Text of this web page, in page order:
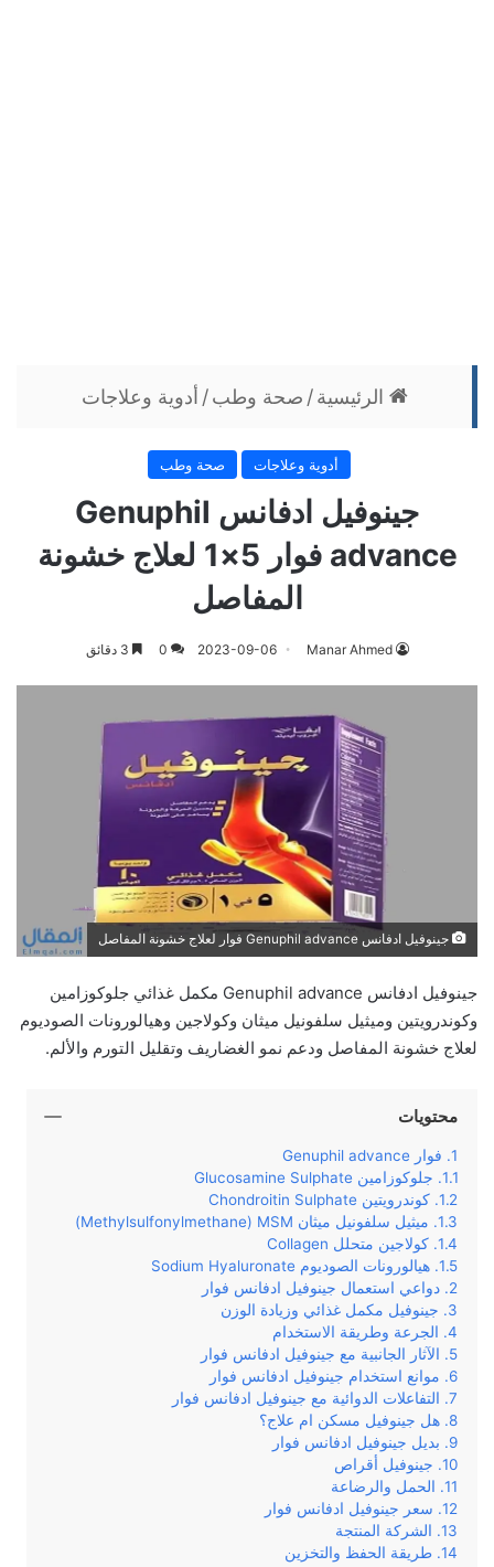
الرئيسية / صحة وطب / أدوية وعلاجات
أدوية وعلاجات صحة وطب
جينوفيل ادفانس Genuphil
advance فوار 5×1 لعلاج خشونة
المفاصل
Manar Ahmed
2023-09-06
0
جينوفيل ادفانس Genuphil advance فوار لعلاج خشونة المفاصل
جينوفيل ادفانس Genuphil advance مكمل غذائي جلوكوزامين
وكوندرويتين وميثيل سلفونيل ميثان وكولاجين وهيالورونات الصوديوم
لعلاج خشونة المفاصل ودعم نمو الغضاريف وتقليل التورم والألم.
محتويات
فوار Genuphil advance
جلوكوزامين Glucosamine Sulphate
كوندرويتين Chondroitin Sulphate
ميثيل سلفونيل ميثان Methylsulfonylmethane) MSM)
كولاجين متحلل Collagen
هيالورونات الصوديوم Sodium Hyaluronate
دواعي استعمال جينوفيل ادفانس فوار
جينوفيل مكمل غذائي وزيادة الوزن
الجرعة وطريقة الاستخدام
الآثار الجانبية مع جينوفيل ادفانس فوار
موانع استخدام جينوفيل ادفانس فوار
التفاعلات الدوائية مع جينوفيل ادفانس فوار
هل جينوفيل مسكن ام علاج؟
بديل جينوفيل ادفانس فوار
جينوفيل أقراص
الحمل والرضاعة
سعر جينوفيل ادفانس فوار
الشركة المنتجة
طريقة الحفظ والتخزين